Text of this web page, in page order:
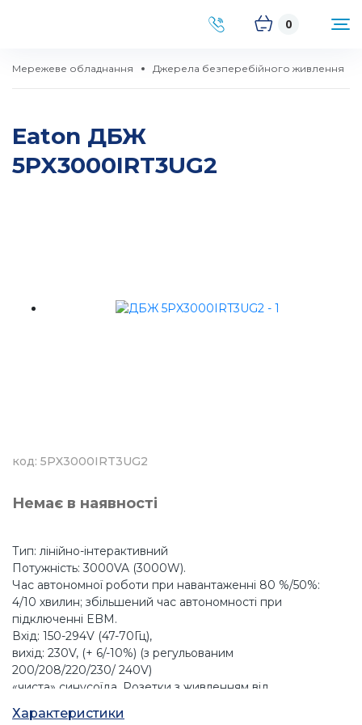
0
Мережеве обладнання Джерела безперебійного живлення
Eaton ДБЖ
5PX3000IRT3UG2
код: 5PX3000IRT3UG2
Немає в наявності
Тип: лінійно-інтерактивний
Потужність: 3000VA (3000W).
Час автономної роботи при навантаженні 80 %/50%:
4/10 хвилин; збільшений час автономності при
підключенні EBM.
Вхід: 150-294V (47-70Гц),
вихід: 230V, (+ 6/-10%) (з регульованим
200/208/220/230/ 240V)
«чиста» синусоїда. Розетки з живленням від
C13 і 1 група розеток 2 C13 + 1 C19 з дистанційним
Характеристики